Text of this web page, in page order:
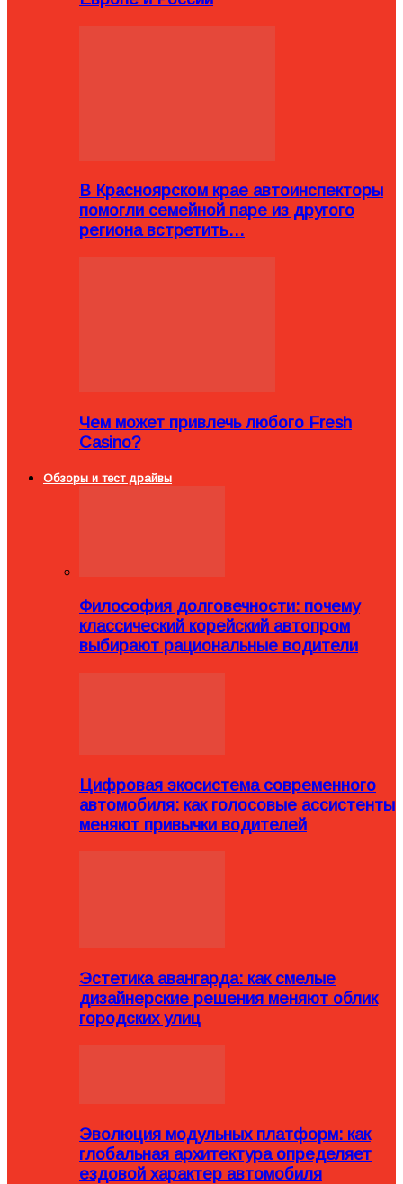
В Красноярском крае автоинспекторы
помогли семейной паре из другого
региона встретить…
Чем может привлечь любого Fresh
Casino?
Обзоры и тест драйвы
Философия долговечности: почему
классический корейский автопром
выбирают рациональные водители
Цифровая экосистема современного
автомобиля: как голосовые ассистенты
меняют привычки водителей
Эстетика авангарда: как смелые
дизайнерские решения меняют облик
городских улиц
Эволюция модульных платформ: как
глобальная архитектура определяет
ездовой характер автомобиля